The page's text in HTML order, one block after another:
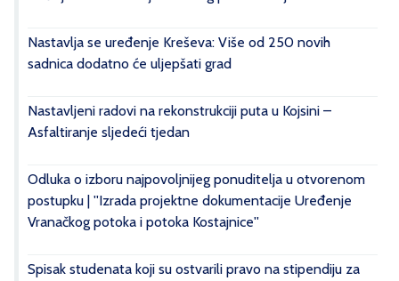
Nastavlja se uređenje Kreševa: Više od 250 novih
sadnica dodatno će uljepšati grad
Nastavljeni radovi na rekonstrukciji puta u Kojsini –
Asfaltiranje sljedeći tjedan
Odluka o izboru najpovoljnijeg ponuditelja u otvorenom
postupku | ''Izrada projektne dokumentacije Uređenje
Vranačkog potoka i potoka Kostajnice''
Spisak studenata koji su ostvarili pravo na stipendiju za